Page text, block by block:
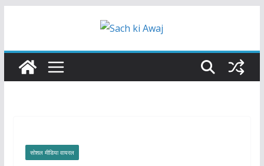
सोशल मीडिया वायरल